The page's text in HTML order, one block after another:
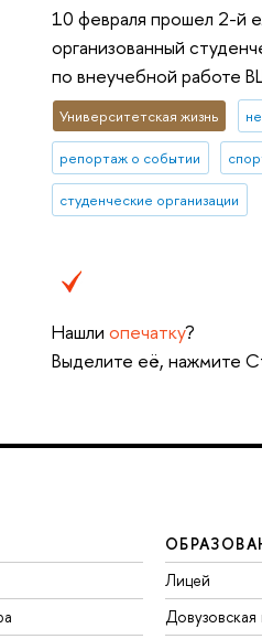
10 февраля прошел 2-й
организованный
по внеучебной работе
Университетская жизнь
репортаж о событии
студенческие организации
Нашли опечатку?
Выделите её, нажмите
Лицей